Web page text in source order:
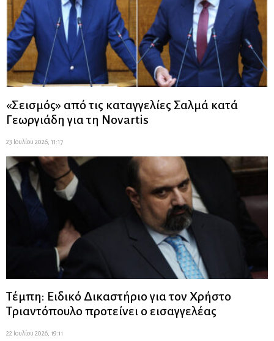
«Σεισμός» από τις καταγγελίες Σαλμά κατά
Γεωργιάδη για τη Novartis
23 Ιουλίου 2026, 11:17
Τέμπη: Ειδικό Δικαστήριο για τον Χρήστο
Τριαντόπουλο προτείνει ο εισαγγελέας
22 Ιουλίου 2026, 19:11